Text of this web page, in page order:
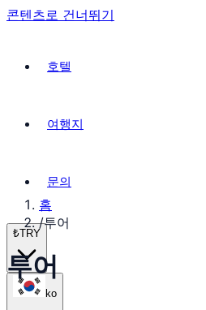
콘텐츠로 건너뛰기
호텔
여행지
문의
₺TRY
ko
홈
/투어
투어